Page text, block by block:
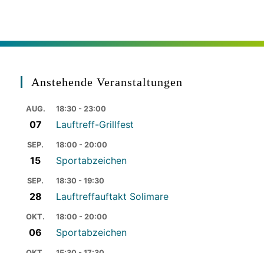
Anstehende Veranstaltungen
AUG.
07
18:30 - 23:00
Lauftreff-Grillfest
SEP.
15
18:00 - 20:00
Sportabzeichen
SEP.
28
18:30 - 19:30
Lauftreffauftakt Solimare
OKT.
06
18:00 - 20:00
Sportabzeichen